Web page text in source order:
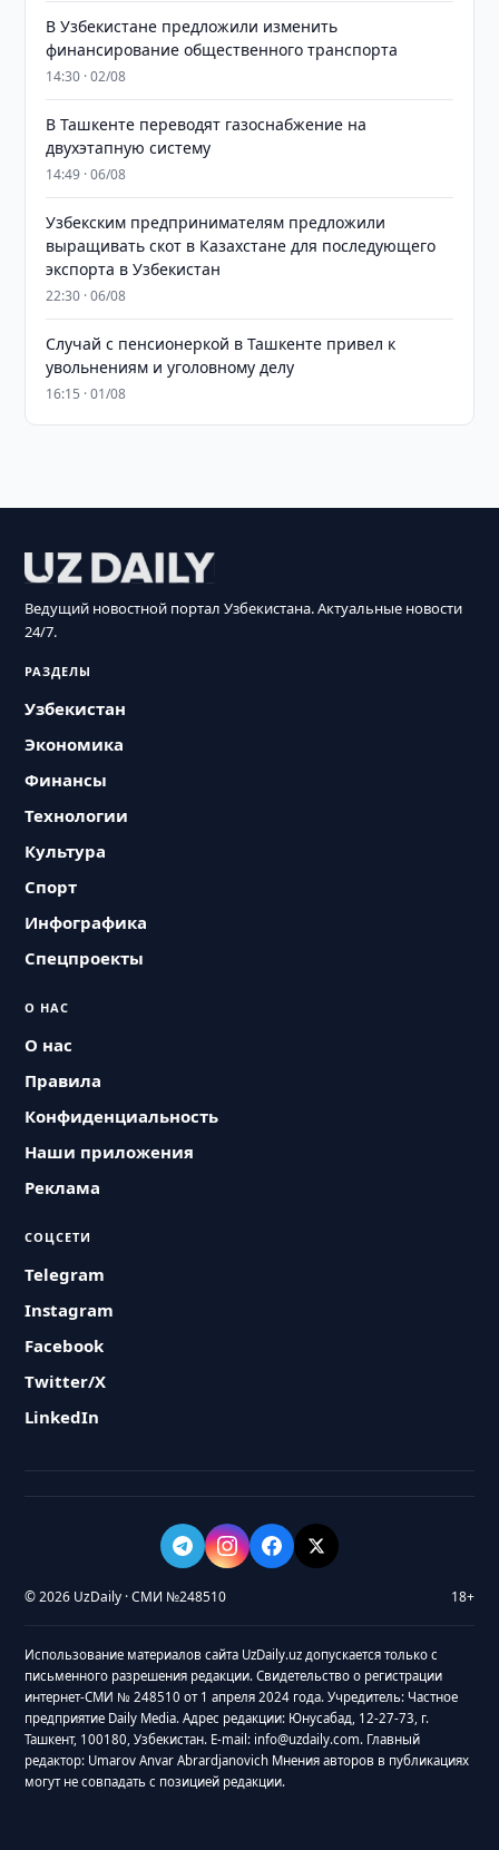
В Узбекистане предложили изменить
финансирование общественного транспорта
14:30 · 02/08
В Ташкенте переводят газоснабжение на
двухэтапную систему
14:49 · 06/08
Узбекским предпринимателям предложили
выращивать скот в Казахстане для последующего
экспорта в Узбекистан
22:30 · 06/08
Случай с пенсионеркой в Ташкенте привел к
увольнениям и уголовному делу
16:15 · 01/08
Ведущий новостной портал Узбекистана. Актуальные новости
24/7.
РАЗДЕЛЫ
Узбекистан
Экономика
Финансы
Технологии
Культура
Спорт
Инфографика
Спецпроекты
О НАС
О нас
Правила
Конфиденциальность
Наши приложения
Реклама
СОЦСЕТИ
Telegram
Instagram
Facebook
Twitter/X
LinkedIn
© 2026 UzDaily · СМИ №248510 18+
Использование материалов сайта UzDaily.uz допускается только с
письменного разрешения редакции. Свидетельство о регистрации
интернет-СМИ № 248510 от 1 апреля 2024 года. Учредитель: Частное
предприятие Daily Media. Адрес редакции: Юнусабад, 12-27-73, г.
Ташкент, 100180, Узбекистан. E-mail: info@uzdaily.com. Главный
редактор: Umarov Anvar Abrardjanovich Мнения авторов в публикациях
могут не совпадать с позицией редакции.